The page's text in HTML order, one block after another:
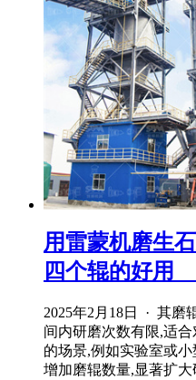
用雷蒙机磨生
四个辊的好用
2025年2月18日 · 其磨
间内研磨次数有限,适
的场景,例如实验室或
增加磨辊数量,显著扩